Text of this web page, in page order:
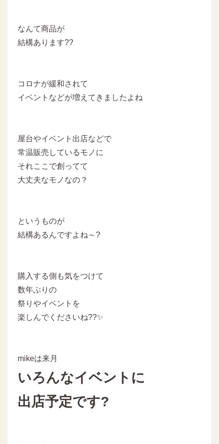
なんて商品が
結構あります??
コロナが緩和されて
イベントなどが増えてきましたよね
屋台やイベント出店などで
常温販売しているモノに
それここで創ってて
大丈夫なモノなの？
というものが
結構あるんですよね～?
購入する側も気をつけて
数年ぶりの
祭りやイベントを
楽しんでくださいね??✨
mikeは来月
いろんなイベントに
出店予定です?